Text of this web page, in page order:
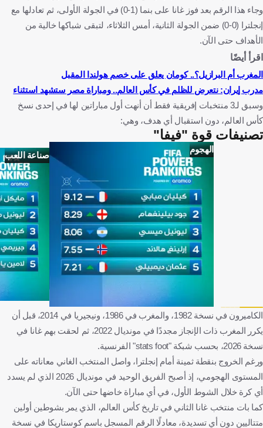
وجاء هذا الرقم بعد فوز غانا على بنما (1-0) في الجولة الأولى، ثم تعادلها مع
إنجلترا (0-0) ضمن الجولة الثانية، أمس الثلاثاء، لتبقى شباكها خالية من
الأهداف حتى الآن.
اقرأ أيضًا
المغرب أم البرازيل؟.. كومان يعلق على خصم هولندا المقبل
مدرب إيران: نتعرض للظلم في كأس العالم.. ومباراة مصر ستشهد استثناء
وسبق لـ3 منتخبات إفريقية فقط أن أنهت أول مباراتين لها في إحدى نسخ
كأس العالم، دون استقبال أي هدف، وهي:
تصنيفات قوة "فيفا"
الهجوم
صناعة اللعب
الكاميرون في نسخة 1982، والمغرب في 1986، ونيجيريا في 2014، قبل أن
يكرر المغرب ذات الإنجاز مجددًا في مونديال 2022، ثم لحقت بهم غانا في
نسخة 2026، بحسب شبكة "stats foot" الفرنسية.
ورغم الخروج بنقطة ثمينة أمام إنجلترا، واصل المنتخب الغاني معاناته على
المستوى الهجومي، إذ أصبح الفريق الوحيد في مونديال 2026 الذي لم يسدد
أي كرة خلال الشوط الأول، في أي مباراة خاضها حتى الآن.
كما بات منتخب غانا الثاني في تاريخ كأس العالم، الذي يمر بشوطين أولين
متتاليين دون أي تسديدة، معادلًا الرقم المسجل باسم كوستاريكا في نسخة